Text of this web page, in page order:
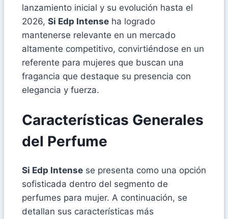
lanzamiento inicial y su evolución hasta el
2026, Si Edp Intense ha logrado
mantenerse relevante en un mercado
altamente competitivo, convirtiéndose en un
referente para mujeres que buscan una
fragancia que destaque su presencia con
elegancia y fuerza.
Características Generales
del Perfume
Si Edp Intense se presenta como una opción
sofisticada dentro del segmento de
perfumes para mujer. A continuación, se
detallan sus características más